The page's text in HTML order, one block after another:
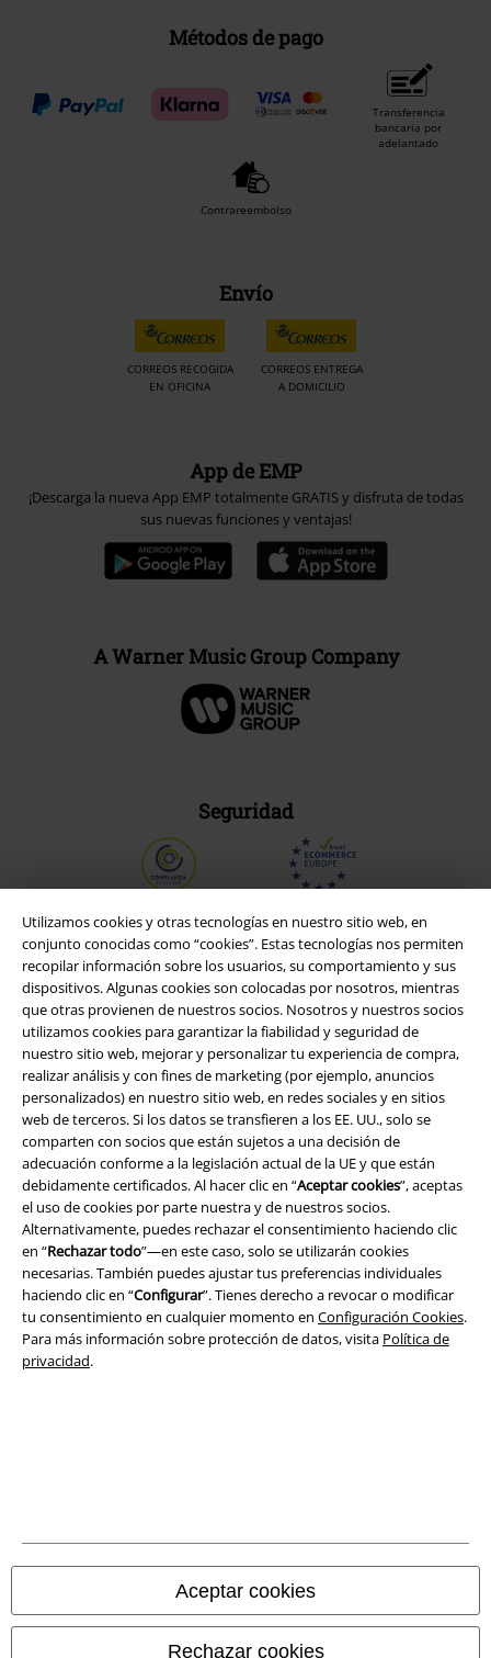
Utilizamos cookies y otras tecnologías en nuestro sitio web, en
conjunto conocidas como “cookies”. Estas tecnologías nos permiten
recopilar información sobre los usuarios, su comportamiento y sus
dispositivos. Algunas cookies son colocadas por nosotros, mientras
que otras provienen de nuestros socios. Nosotros y nuestros socios
utilizamos cookies para garantizar la fiabilidad y seguridad de
nuestro sitio web, mejorar y personalizar tu experiencia de compra,
realizar análisis y con fines de marketing (por ejemplo, anuncios
personalizados) en nuestro sitio web, en redes sociales y en sitios
web de terceros. Si los datos se transfieren a los EE. UU., solo se
comparten con socios que están sujetos a una decisión de
adecuación conforme a la legislación actual de la UE y que están
debidamente certificados. Al hacer clic en “Aceptar cookies”, aceptas
el uso de cookies por parte nuestra y de nuestros socios.
Alternativamente, puedes rechazar el consentimiento haciendo clic
en “Rechazar todo”—en este caso, solo se utilizarán cookies
necesarias. También puedes ajustar tus preferencias individuales
haciendo clic en “Configurar”. Tienes derecho a revocar o modificar
tu consentimiento en cualquier momento en Configuración Cookies.
Para más información sobre protección de datos, visita Política de
privacidad.
Aceptar cookies
Rechazar cookies
Métodos de pago
Transferencia
bancaria por
adelantado
Contrareembolso
Envío
CORREOS RECOGIDA
EN OFICINA
CORREOS ENTREGA
A DOMICILIO
App de EMP
¡Descarga la nueva App EMP totalmente GRATIS y disfruta de todas
sus nuevas funciones y ventajas!
A Warner Music Group Company
Seguridad
Legal
Términos y Condiciones
Aviso Legal
Ley protección de datos
Eliminación de residuos y protección del medioambiente
Declaración de Conformidad
Todos los precios incluyen el IVA pero no losgastos de transporte
© 1986-2026 E.M.P. Merchandising HGmbH